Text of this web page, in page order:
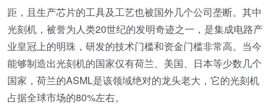
距，且生产芯片的工具及工艺也被国外几个公司垄断。其中
光刻机，被誉为人类20世纪的发明奇迹之一，是集成电路产
业皇冠上的明珠，研发的技术门槛和资金门槛非常高。当今
能够制造出光刻机的国家仅有荷兰、美国、日本等少数几个
国家，荷兰的ASML是该领域绝对的龙头老大，它的光刻机
占据全球市场的80%左右。